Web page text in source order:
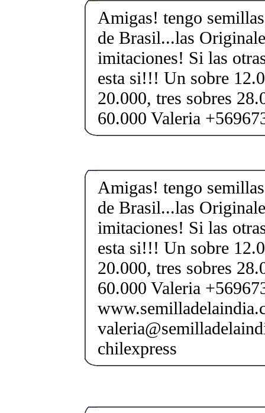
Amigas! tengo
de Brasil...las
imitaciones! Si las
esta si!!! Un sobre
20.000, tres sobres
60.000 Valeria
Amigas! tengo
de Brasil...las
imitaciones! Si las
esta si!!! Un sobre
20.000, tres sobres
60.000 Valeria
chilexpress